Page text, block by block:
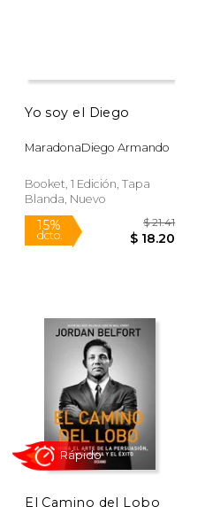
Yo soy el Diego
MaradonaDiego Armando
Booket, 1 Edición, Tapa
Blanda, Nuevo
El Camino del Lobo